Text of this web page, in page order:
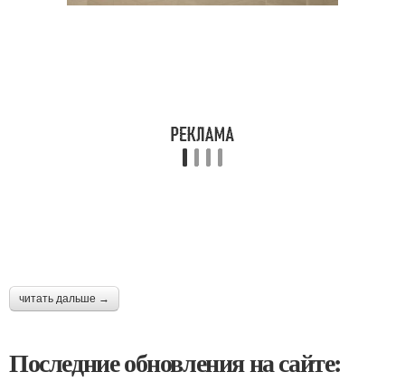
читать дальше →
Последние обновления на сайте: